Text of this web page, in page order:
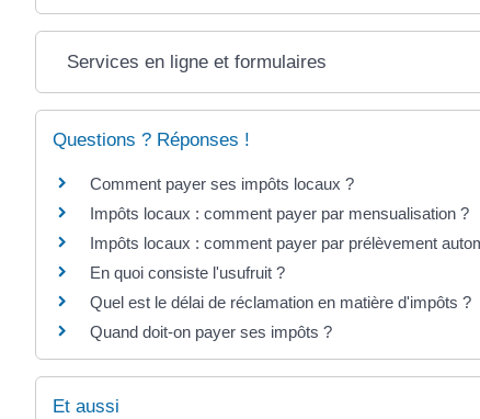
Services en ligne et formulaires
Questions ? Réponses !
Comment payer ses impôts locaux ?
Impôts locaux : comment payer par mensualisation ?
Impôts locaux : comment payer par prélèvement
En quoi consiste l'usufruit ?
Quel est le délai de réclamation en matière d'impôts ?
Quand doit-on payer ses impôts ?
Et aussi